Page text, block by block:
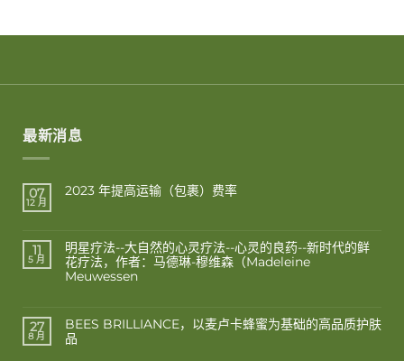
最新消息
07
12 月
2023 年提高运输（包裹）费率
11
5 月
明星疗法--大自然的心灵疗法--心灵的良药--新时代的鲜
花疗法，作者：马德琳-穆维森（Madeleine
Meuwessen
27
8 月
BEES BRILLIANCE，以麦卢卡蜂蜜为基础的高品质护肤
品